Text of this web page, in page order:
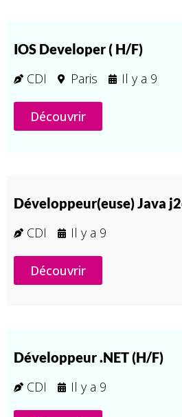
IOS Developer ( H/F)
CDI
Paris Il y a 9
Découvrir
Développeur(euse) Java
CDI
Il y a 9
Découvrir
Développeur .NET (H/F)
CDI
Il y a 9